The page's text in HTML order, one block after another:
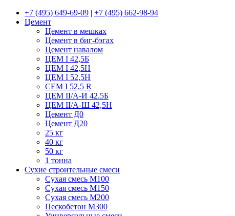
+7 (495) 649-69-09 | +7 (495) 662-98-94
Цемент
Цемент в мешках
Цемент в биг-бэгах
Цемент навалом
ЦЕМ I 42,5Б
ЦЕМ I 42,5Н
ЦЕМ I 52,5Н
CEM I 52,5 R
ЦЕМ II/А-И 42.5Б
ЦЕМ II/А-Ш 42,5Н
Цемент Д0
Цемент Д20
25 кг
40 кг
50 кг
1 тонна
Сухие строительные смеси
Сухая смесь М100
Сухая смесь М150
Сухая смесь М200
Пескобетон М300